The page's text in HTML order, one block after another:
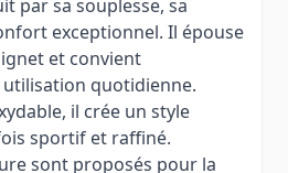
par sa souplesse, sa
exceptionnel. Il épouse
et convient
quotidienne.
il crée un style
sportif et raffiné.
sont proposés pour la